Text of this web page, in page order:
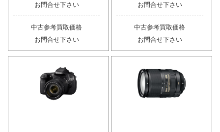
お問合せ下さい
中古参考買取価格
お問合せ下さい
お問合せ下さい
中古参考買取価格
お問合せ下さい